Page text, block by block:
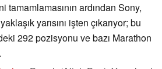
ardından Sony,
yarısını işten çıkarıyor; bu
292 pozisyonu ve bazı Marathon